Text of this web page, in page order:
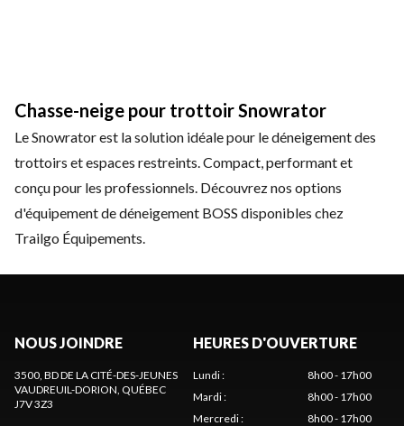
Chasse-neige pour trottoir Snowrator
Le Snowrator est la solution idéale pour le déneigement des
trottoirs et espaces restreints. Compact, performant et
conçu pour les professionnels. Découvrez nos options
d'équipement de déneigement BOSS disponibles chez
Trailgo Équipements.
NOUS JOINDRE
3500, BD DE LA CITÉ-DES-JEUNES
VAUDREUIL-DORION, QUÉBEC
J7V 3Z3
HEURES D'OUVERTURE
Lundi:
8h00 - 17h00
Mardi:
8h00 - 17h00
Mercredi: 8h00 - 17h00